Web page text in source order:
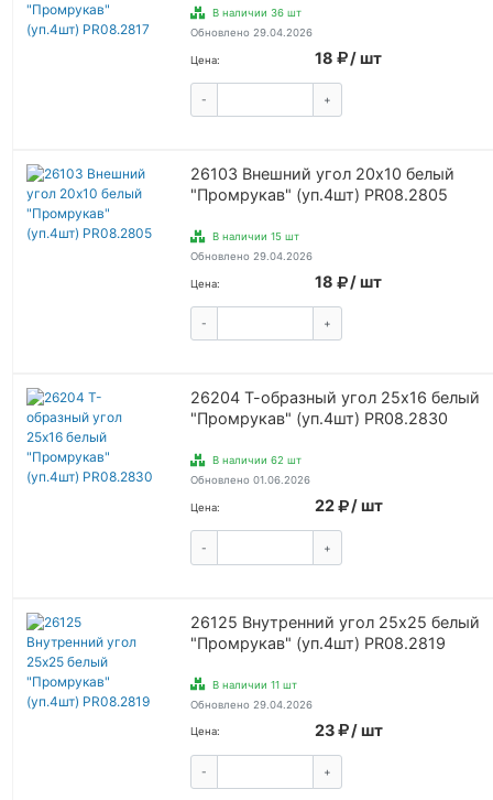
В наличии 36 шт
Обновлено 29.04.2026
Цена: 18 / шт
- +
26103 Внешний угол 20х10 белый
"Промрукав" (уп.4шт) PR08.2805
В наличии 15 шт
Обновлено 29.04.2026
Цена: 18 / шт
- +
26204 Т-образный угол 25х16 белый
"Промрукав" (уп.4шт) PR08.2830
В наличии 62 шт
Обновлено 01.06.2026
Цена: 22 / шт
- +
26125 Внутренний угол 25х25 белый
"Промрукав" (уп.4шт) PR08.2819
В наличии 11 шт
Обновлено 29.04.2026
Цена: 23 / шт
- +